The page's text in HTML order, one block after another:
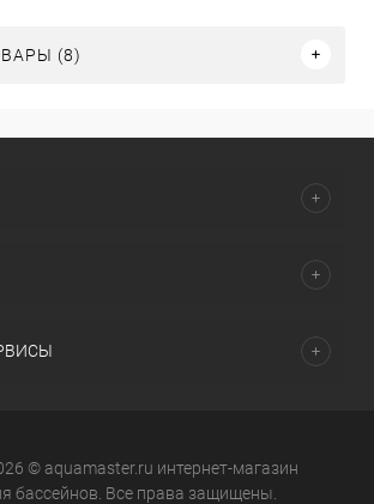
(8)
© aquamaster.ru интернет-магазин
бассейнов. Все права защищены.